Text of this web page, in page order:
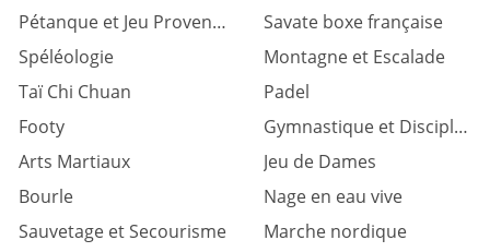
Pétanque et Jeu Provençal
Savate boxe française
Spéléologie
Montagne et Escalade
Taï Chi Chuan
Padel
Footy
Gymnastique et Discipl. associées
Arts Martiaux
Jeu de Dames
Bourle
Nage en eau vive
Sauvetage et Secourisme
Marche nordique